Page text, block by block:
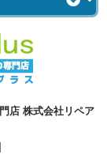
店 株式会社リペア